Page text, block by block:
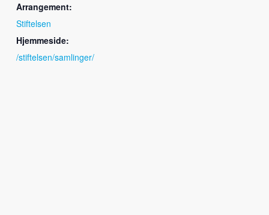
Arrangement:
Stiftelsen
Hjemmeside:
/stiftelsen/samlinger/